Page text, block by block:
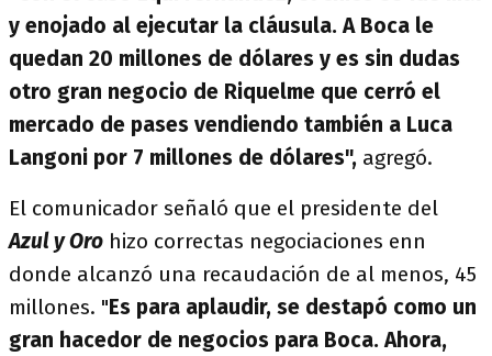
y enojado al ejecutar la cláusula. A Boca le
quedan 20 millones de dólares y es sin dudas
otro gran negocio de Riquelme que cerró el
mercado de pases vendiendo también a Luca
Langoni por 7 millones de dólares", agregó.
El comunicador señaló que el presidente del
Azul y Oro hizo correctas negociaciones enn
donde alcanzó una recaudación de al menos, 45
millones. "Es para aplaudir, se destapó como un
gran hacedor de negocios para Boca. Ahora,